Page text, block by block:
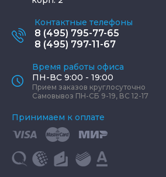
Контактные телефоны
8 (495) 795-77-65
8 (495) 797-11-67
Время работы офиса
ПН-ВС 9:00 - 19:00
Прием заказов круглосуточно
Самовывоз ПН-СБ 9-19, ВС 12-17
Принимаем к оплате